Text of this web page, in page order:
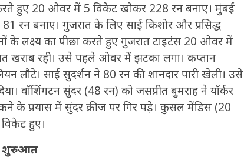
हुए 20 ओवर में 5 विकेट खोकर 228 रन बनाए। मुंबई
रन बनाए। गुजरात के लिए साई किशोर और प्रसिद्ध
के लक्ष्य का पीछा करते हुए गुजरात टाइटंस 20 ओवर में
खराब रही। उसे पहले ओवर में झटका लगा। कप्तान
लौटे। साई सुदर्शन ने 80 रन की शानदार पारी खेली। उसे
वॉशिंगटन सुंदर (48 रन) को जसप्रीत बुमराह ने यॉर्कर
के प्रयास में सुंदर क्रीज पर गिर पड़े। कुसल मेंडिस (20
हुए।
शुरुआत